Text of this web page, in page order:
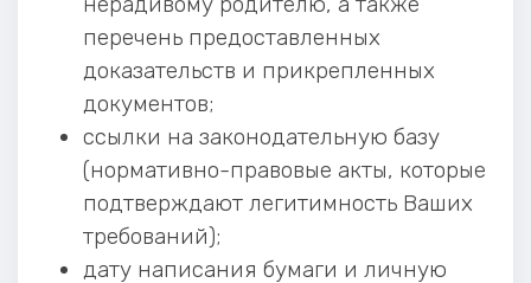
перечень предоставленных
доказательств и прикрепленных
документов;
ссылки на законодательную базу
(нормативно-правовые акты, которые
подтверждают легитимность Ваших
требований);
дату написания бумаги и личную